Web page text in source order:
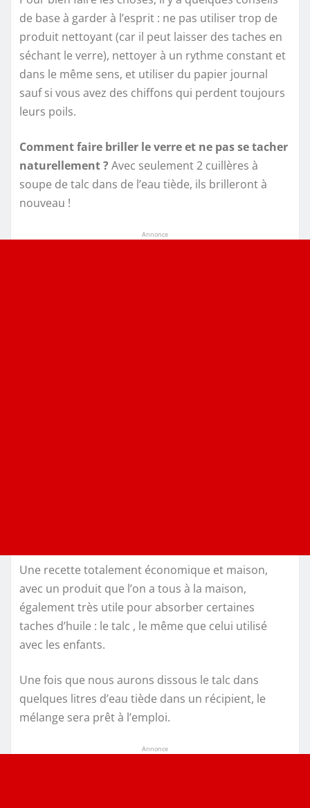
de base à garder à l’esprit : ne pas utiliser trop de
produit nettoyant (car il peut laisser des taches en
séchant le verre), nettoyer à un rythme constant et
dans le même sens, et utiliser du papier journal
sauf si vous avez des chiffons qui perdent toujours
leurs poils.
Comment faire briller le verre et ne pas se tacher
naturellement ? Avec seulement 2 cuillères à
soupe de talc dans de l’eau tiède, ils brilleront à
nouveau !
Annonce
Une recette totalement économique et maison,
avec un produit que l’on a tous à la maison,
également très utile pour absorber certaines
taches d’huile : le talc , le même que celui utilisé
avec les enfants.
Une fois que nous aurons dissous le talc dans
quelques litres d’eau tiède dans un récipient, le
mélange sera prêt à l’emploi.
Annonce